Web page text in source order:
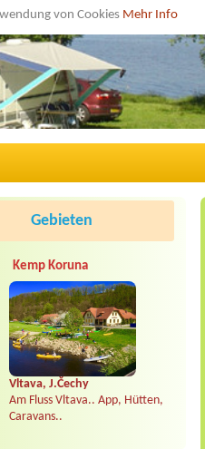
von Cookies Mehr Info
Gebieten
Kemp Koruna
Vltava, J.Čechy
Am Fluss Vltava.. App, Hütten,
Caravans..